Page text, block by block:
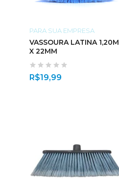
PARA SUA EMPRESA
VASSOURA LATINA 1,20M
X 22MM
R$19,99